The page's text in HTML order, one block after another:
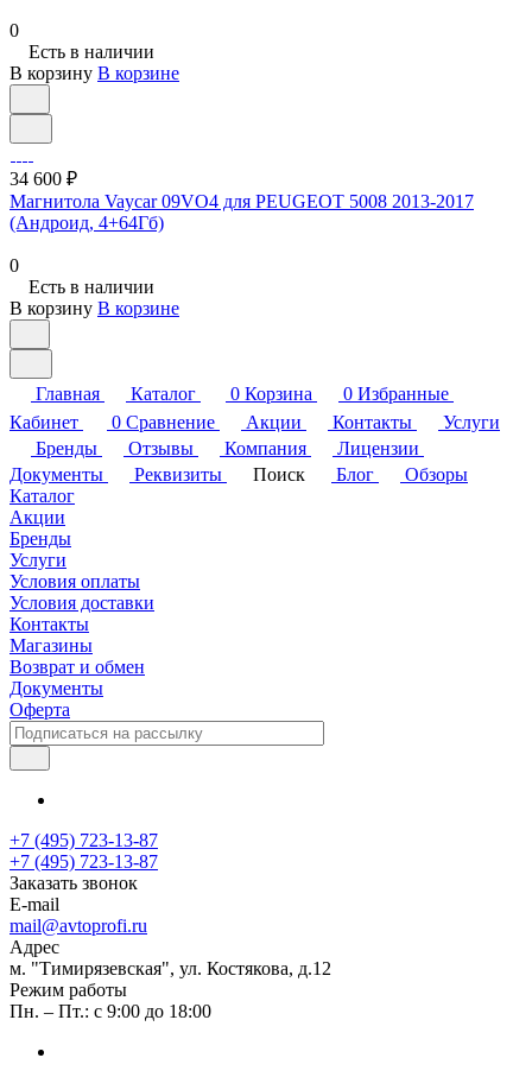
0
Есть в наличии
В корзину В корзине
34 600 ₽
Магнитола Vaycar 09VO4 для PEUGEOT 5008 2013-2017
(Андроид, 4+64Гб)
0
Есть в наличии
В корзину В корзине
Главная Каталог 0 Корзина 0 Избранные
Кабинет
0 Сравнение Акции Контакты
Услуги
Бренды
Отзывы Компания
Лицензии
Документы
Реквизиты Поиск Блог
Обзоры
Каталог
Акции
Бренды
Услуги
Условия оплаты
Условия доставки
Контакты
Магазины
Возврат и обмен
Документы
Оферта
+7 (495) 723-13-87
+7 (495) 723-13-87
Заказать звонок
E-mail
mail@avtoprofi.ru
Адрес
м. "Тимирязевская", ул. Костякова, д.12
Режим работы
Пн. – Пт.: с 9:00 до 18:00